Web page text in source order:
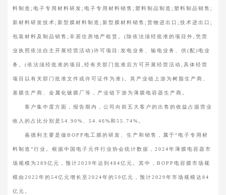
料制造;电子专用材料研发;电子专用材料销售;塑料制品制造;塑料制品销售;
新材料研发技术;新型膜材料制造;新型膜材料销售;货物进出口;技术进出口;
包装材料及制品销售;非居住房地产租赁。(除依法须经批准的项目外,凭营
业执照依法自主开展经营活动)许可项目:发电业务、输电业务、供(配)电业
务。(依法须经批准的项目,经有关部门批准后方可开展经营活动,具体经营
项目以有关部门批准文件或许可证件为准)。其产业链上游为树脂生产商、
基膜生产商、金属化镀膜厂等，产业链下游为薄膜电容器生产商。
客户集中度方面，报告期内，公司向前五大客户的出售的收益占据营业
收入的占比分别是54.90%、54.46%和55.74%。
嘉德利主要是做BOPP电工膜的研发、生产和销售，属于“电子专用材
料制造”行业。根据中国电子元件行业协会统计数据，2024年薄膜电容器市
场规模为289亿元，预计2029年达到484亿元。其中，BOPP电容膜市场规
模由2022年的54亿元增长至2024年的59亿元，预计2029年市场规模达84
亿元。